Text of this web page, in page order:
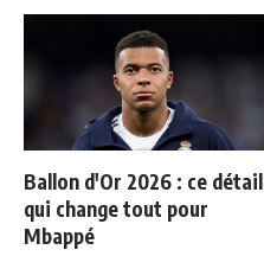
Ballon d'Or 2026 : ce détail
qui change tout pour
Mbappé